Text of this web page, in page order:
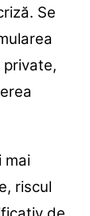
Se
private,
mai
riscul